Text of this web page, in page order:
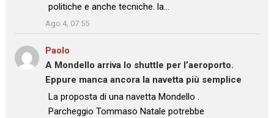
politiche e anche tecniche. la…
”
Ago 4, 07:55
Paolo
A Mondello arriva lo shuttle per l’aeroporto.
Eppure manca ancora la navetta più semplice
: “La proposta di una navetta Mondello .
Parcheggio Tommaso Natale potrebbe